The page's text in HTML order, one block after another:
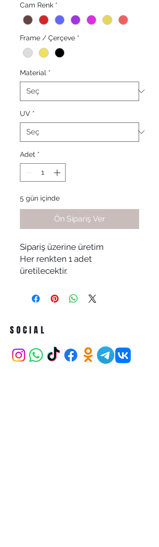
Cam Renk *
Frame / Çerçeve *
Material *
UV *
Adet *
5 gün içinde
Ön Sipariş Ver
Sipariş üzerine üretim
Her renkten 1 adet
üretilecektir.
SOCIAL